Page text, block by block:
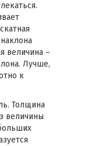
величина –
Лучше,
к
Толщина
величины